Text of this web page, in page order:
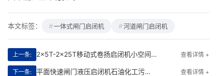
本文标签： 一体式闸门启闭机 河道闸门启闭机
上一条: 2x5T-2x25T移动式卷扬启闭机小空间安装友好|智能紧凑型**解决方案 查看详情 +
下一条: 平面快速闸门液压启闭机石油化工污水处理设备安装基础设计图|智能**·**守护水利安全命脉 查看详情 +